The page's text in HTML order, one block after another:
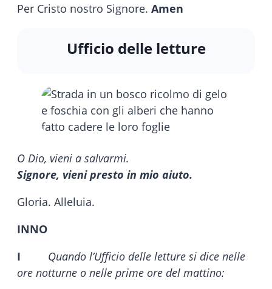
Per Cristo nostro Signore. Amen
Ufficio delle letture
O Dio, vieni a salvarmi.
Signore, vieni presto in mio aiuto.
Gloria. Alleluia.
INNO
I
Quando l’Ufficio delle letture si dice nelle
ore notturne o nelle prime ore del mattino: